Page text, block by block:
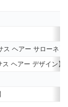
ヘアー サローネ】
ヘアー デザイン】